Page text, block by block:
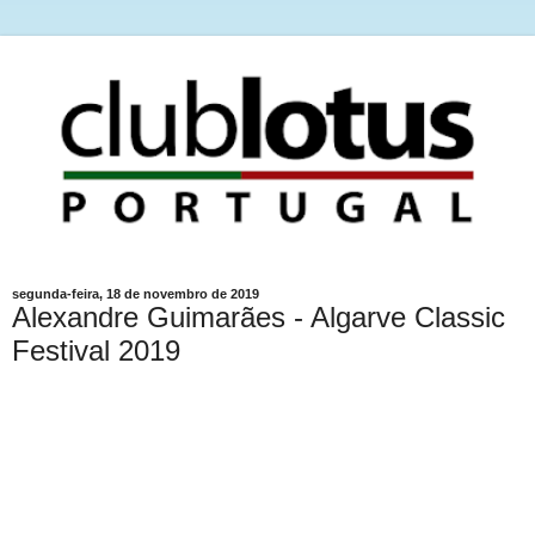
segunda-feira, 18 de novembro de 2019
Alexandre Guimarães - Algarve Classic
Festival 2019